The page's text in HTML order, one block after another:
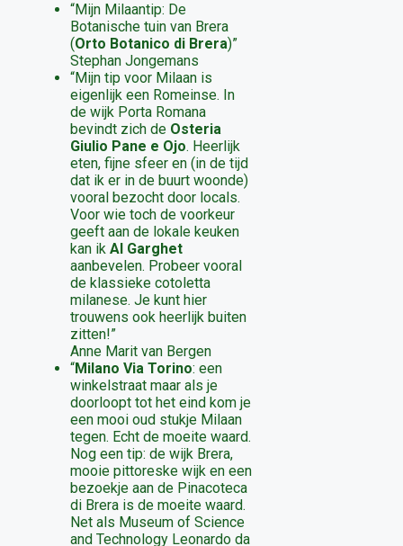
“Mijn Milaantip: De
Botanische tuin van Brera
(Orto Botanico di Brera)”
Stephan Jongemans
“Mijn tip voor Milaan is
eigenlijk een Romeinse. In
de wijk Porta Romana
bevindt zich de Osteria
Giulio Pane e Ojo. Heerlijk
eten, fijne sfeer en (in de tijd
dat ik er in de buurt woonde)
vooral bezocht door locals.
Voor wie toch de voorkeur
geeft aan de lokale keuken
kan ik Al Garghet
aanbevelen. Probeer vooral
de klassieke cotoletta
milanese. Je kunt hier
trouwens ook heerlijk buiten
zitten!”
Anne Marit van Bergen
“Milano Via Torino: een
winkelstraat maar als je
doorloopt tot het eind kom je
een mooi oud stukje Milaan
tegen. Echt de moeite waard.
Nog een tip: de wijk Brera,
mooie pittoreske wijk en een
bezoekje aan de Pinacoteca
di Brera is de moeite waard.
Net als Museum of Science
and Technology Leonardo da